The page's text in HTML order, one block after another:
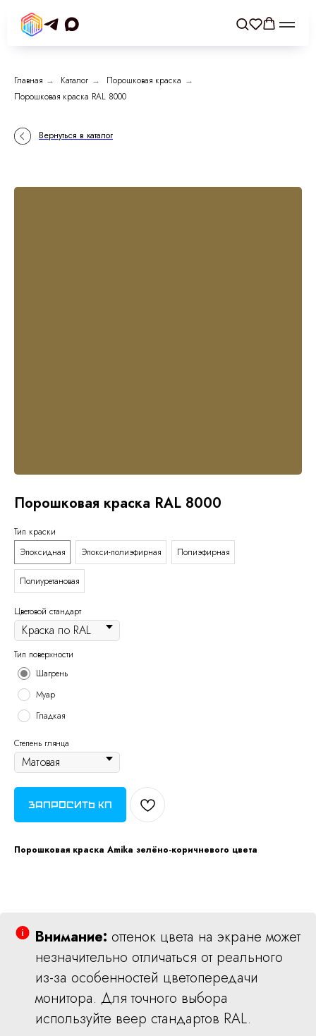
Главная → Каталог → Порошковая краска →
Порошковая краска RAL 8000
Вернуться в каталог
Порошковая краска RAL 8000
Тип краски
Эпоксидная
Эпокси-полиэфирная Полиэфирная
Полиуретановая
Цветовой стандарт
Тип поверхности
Шагрень
Муар
Гладкая
Степень глянца
Запросить КП
Порошковая краска Amika зелёно-коричневого цвета
Внимание: оттенок цвета на экране может
незначительно отличаться от реального
из-за особенностей цветопередачи
монитора. Для точного выбора
используйте веер стандартов RAL.